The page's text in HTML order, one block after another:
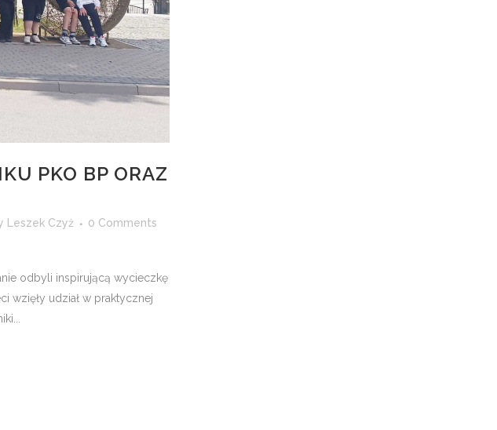
PKO BP ORAZ
Leszek Czyż
0 Comments
odbyli inspirującą wycieczkę
wzięły udział w praktycznej